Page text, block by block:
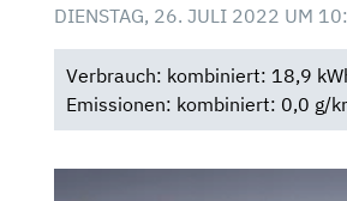
DIENSTAG, 26. JULI 2022 UM
Verbrauch: kombiniert: 18,9
Emissionen: kombiniert: 0,0 g/